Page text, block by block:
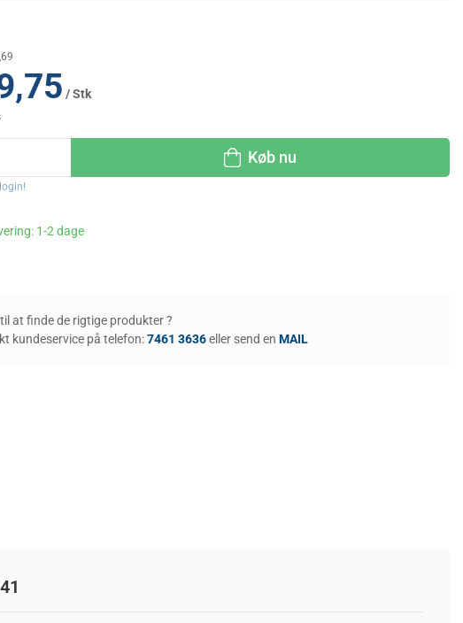
/ Stk
Køb nu
1-2 dage
at finde de rigtige produkter ?
kundeservice på telefon:7461 3636eller send en MAIL